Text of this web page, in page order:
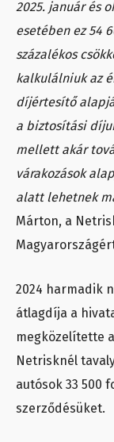
2025. január és
esetében ez 54
százalékos
kalkulálniuk az
díjértesítő
a biztosítási
mellett akár
várakozások
alatt lehetnek
Márton, a
2024 harmadik
átlagdíja a
megközelítette
Netrisknél
autósok 33 500
szerződésüket.